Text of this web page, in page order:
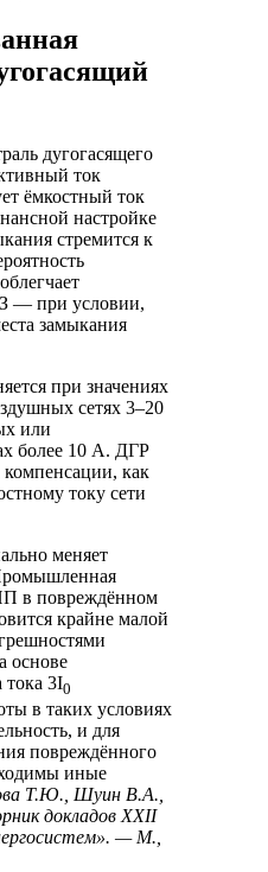
дугогасящего
ток
ёмкостный ток
настройке
стремится к
— при условии,
замыкания
при значениях
сетях 3–20
или
более 10 А. ДГР
компенсации, как
току сети
меняет
в повреждённом
крайне малой
основе
тока 3I0
в таких условиях
и для
повреждённого
иные
Т.Ю., Шуин В.А.,
докладов XXII
— М.,